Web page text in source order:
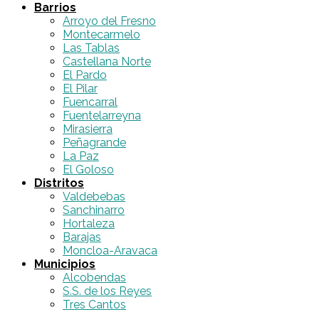
Barrios
Arroyo del Fresno
Montecarmelo
Las Tablas
Castellana Norte
El Pardo
El Pilar
Fuencarral
Fuentelarreyna
Mirasierra
Peñagrande
La Paz
El Goloso
Distritos
Valdebebas
Sanchinarro
Hortaleza
Barajas
Moncloa-Aravaca
Municipios
Alcobendas
S.S. de los Reyes
Tres Cantos